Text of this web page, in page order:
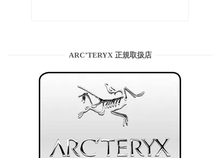
ARC’TERYX 正規取扱店